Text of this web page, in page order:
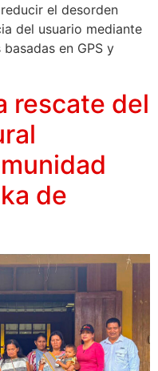
el desorden
del usuario mediante
en GPS y
rescate del
de